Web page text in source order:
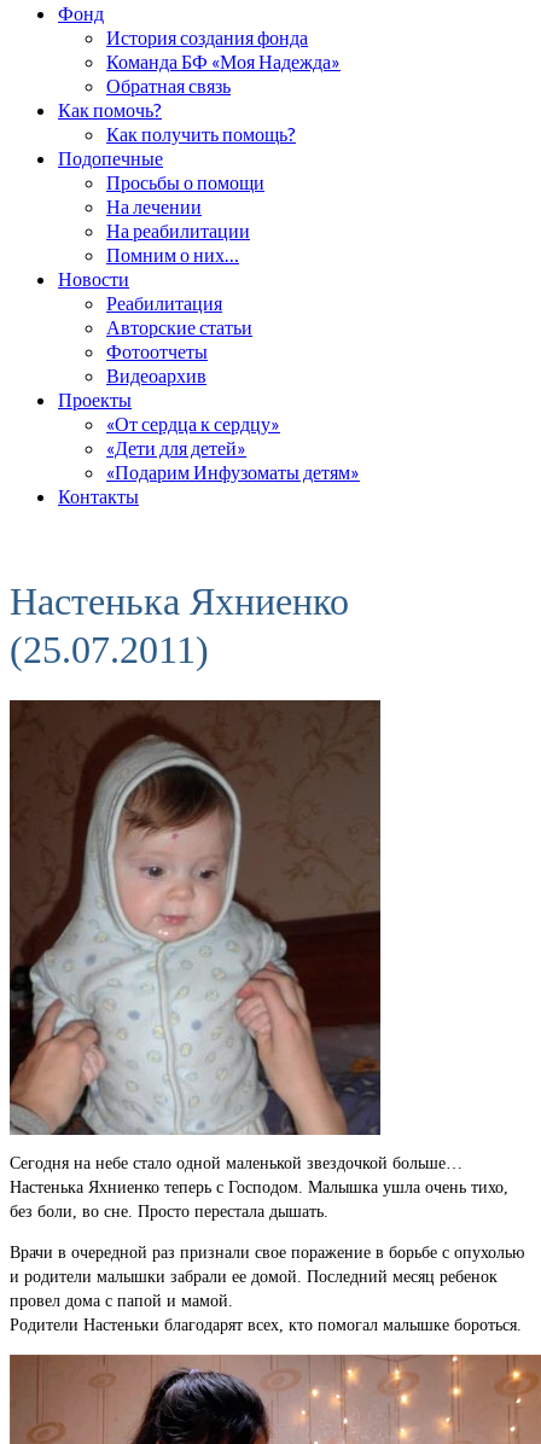
Фонд
История создания фонда
Команда БФ «Моя Надежда»
Обратная связь
Как помочь?
Как получить помощь?
Подопечные
Просьбы о помощи
На лечении
На реабилитации
Помним о них…
Новости
Реабилитация
Авторские статьи
Фотоотчеты
Видеоархив
Проекты
«От сердца к сердцу»
«Дети для детей»
«Подарим Инфузоматы детям»
Контакты
Настенька Яхниенко
(25.07.2011)
Сегодня на небе стало одной маленькой звездочкой больше…
Настенька Яхниенко теперь с Господом. Малышка ушла очень тихо,
без боли, во сне. Просто перестала дышать.
Врачи в очередной раз признали свое поражение в борьбе с опухолью
и родители малышки забрали ее домой. Последний месяц ребенок
провел дома с папой и мамой.
Родители Настеньки благодарят всех, кто помогал малышке бороться.